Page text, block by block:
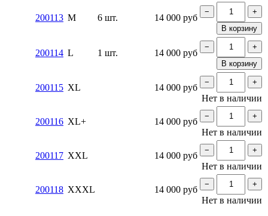
200113 M 6 шт. 14 000 руб
−
+
В корзину
200114 L 1 шт. 14 000 руб
−
+
В корзину
200115 XL 14 000 руб − +
Нет в наличии
200116 XL+ 14 000 руб − +
Нет в наличии
200117 XXL 14 000 руб − +
Нет в наличии
200118 XXXL 14 000 руб − +
Нет в наличии